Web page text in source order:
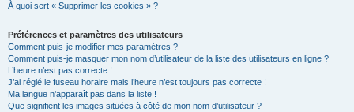
À quoi sert « Supprimer les cookies » ?
Préférences et paramètres des utilisateurs
Comment puis-je modifier mes paramètres ?
Comment puis-je masquer mon nom d’utilisateur de la liste des utilisateurs en ligne ?
L’heure n’est pas correcte !
J’ai réglé le fuseau horaire mais l’heure n’est toujours pas correcte !
Ma langue n’apparaît pas dans la liste !
Que signifient les images situées à côté de mon nom d’utilisateur ?